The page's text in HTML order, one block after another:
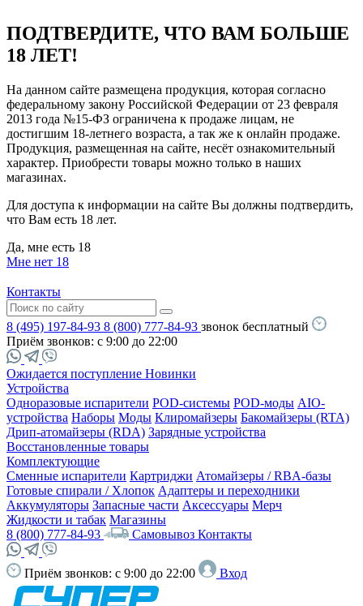
ПОДТВЕРДИТЕ, ЧТО ВАМ БОЛЬШЕ
18 ЛЕТ!
На данном сайте размещена продукция, которая согласно
федеральному закону Российской Федерации от 23 февраля
2013 года №15-ФЗ ограничена к продаже лицам, не
достигшим 18-летнего возраста, а так же к онлайн продаже.
Продукция, размещенная на сайте, несёт ознакомительный
характер. Приобрести товары можно только в наших
магазинах.
Для доступа к информации на сайте Вы должны подтвердить,
что Вам есть 18 лет.
Да, мне есть 18
Мне нет 18
Контакты
8 (495) 197-84-93 8 (800) 777-84-93 звонок бесплатный
Приём звонков: с 9:00 до 22:00
Ожидается поступление Новинки
Устройства
Одноразовые испарители POD-системы POD-моды AIO-
устройства Наборы Моды Клиромайзеры Бакомайзеры (RTA)
Дрип-атомайзеры (RDA) Зарядные устройства
Восстановленные товары
Комплектующие
Сменные испарители Картриджи Атомайзеры / RBA-базы
Готовые спирали / Хлопок Адаптеры и переходники
Аккумуляторы Запасные части Аксессуары Мерч
Жидкости и табак Магазины
8 (800) 777-84-93
Самовывоз Контакты
Приём звонков: с 9:00 до 22:00 Вход